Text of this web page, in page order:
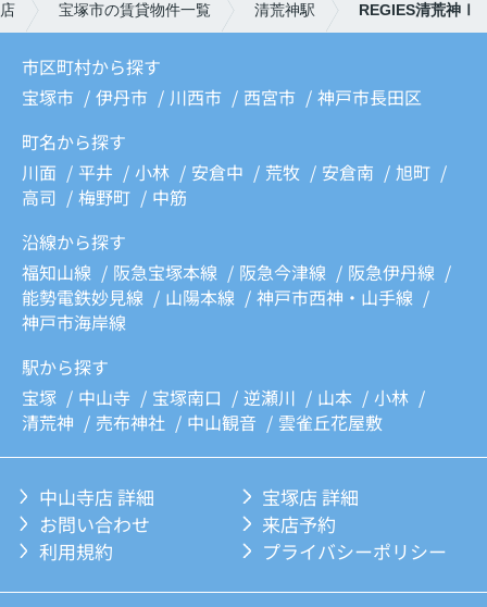
宝塚市の賃貸物件一覧 清荒神駅 REGIES清荒神Ⅰ
市区町村から探す
宝塚市
伊丹市 川西市 西宮市
神戸市長田区
町名から探す
川面
平井 小林 安倉中 荒牧 安倉南
旭町
高司
梅野町
中筋
沿線から探す
福知山線
阪急宝塚本線 阪急今津線
阪急伊丹線
能勢電鉄妙見線
山陽本線
神戸市西神・山手線
神戸市海岸線
駅から探す
宝塚
中山寺 宝塚南口 逆瀬川 山本
小林
清荒神
売布神社 中山観音 雲雀丘花屋敷
中山寺店 詳細
宝塚店 詳細
お問い合わせ
来店予約
利用規約
プライバシーポリシー